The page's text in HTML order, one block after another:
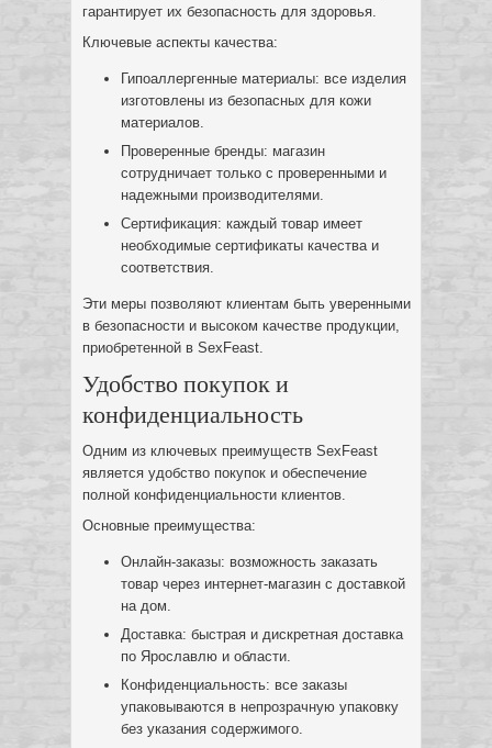
гарантирует их безопасность для здоровья.
Ключевые аспекты качества:
Гипоаллергенные материалы: все изделия
изготовлены из безопасных для кожи
материалов.
Проверенные бренды: магазин
сотрудничает только с проверенными и
надежными производителями.
Сертификация: каждый товар имеет
необходимые сертификаты качества и
соответствия.
Эти меры позволяют клиентам быть уверенными
в безопасности и высоком качестве продукции,
приобретенной в SexFeast.
Удобство покупок и
конфиденциальность
Одним из ключевых преимуществ SexFeast
является удобство покупок и обеспечение
полной конфиденциальности клиентов.
Основные преимущества:
Онлайн-заказы: возможность заказать
товар через интернет-магазин с доставкой
на дом.
Доставка: быстрая и дискретная доставка
по Ярославлю и области.
Конфиденциальность: все заказы
упаковываются в непрозрачную упаковку
без указания содержимого.